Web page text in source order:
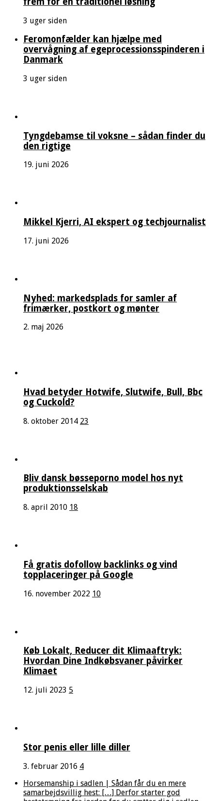
3 uger siden
Feromonfælder kan hjælpe med
overvågning af egeprocessionsspinderen i
Danmark
3 uger siden
Tyngdebamse til voksne – sådan finder du
den rigtige
19. juni 2026
Mikkel Kjerri, AI ekspert og techjournalist
17. juni 2026
Nyhed: markedsplads for samler af
frimærker, postkort og mønter
2. maj 2026
Hvad betyder Hotwife, Slutwife, Bull, Bbc
og Cuckold?
8. oktober 2014 23
Bliv dansk bøsseporno model hos nyt
produktionsselskab
8. april 2010 18
Få gratis dofollow backlinks og vind
topplaceringer på Google
16. november 2022 10
Køb Lokalt, Reducer dit Klimaaftryk:
Hvordan Dine Indkøbsvaner påvirker
Klimaet
12. juli 2023 5
Stor penis eller lille diller
3. februar 2016 4
Horsemanship i sadlen | Sådan får du en mere
samarbejdsvillig hest: […] Derfor starter god